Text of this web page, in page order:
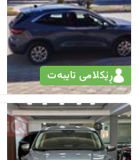
ڕێکلامی تایبەت